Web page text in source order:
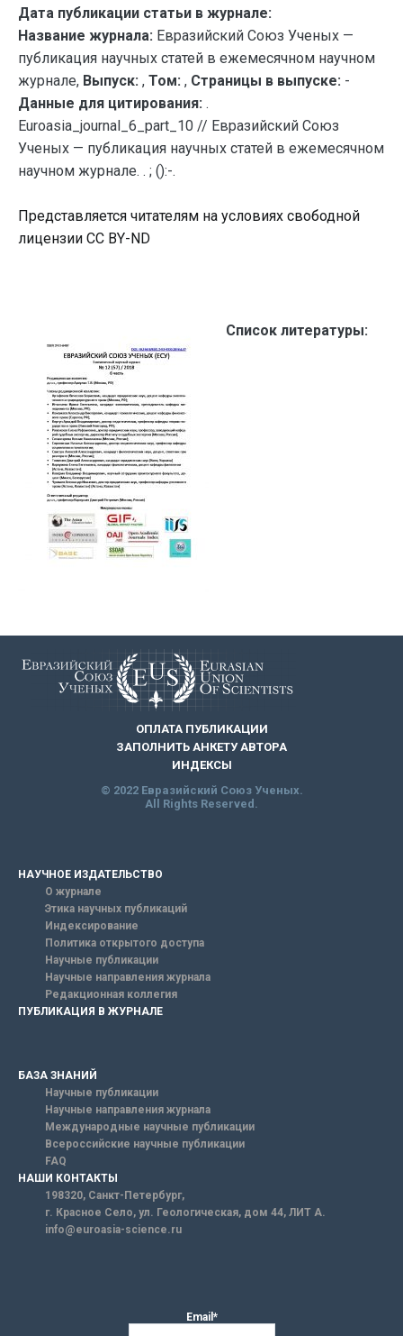
Дата публикации статьи в журнале:
Название журнала: Евразийский Союз Ученых —
публикация научных статей в ежемесячном научном
журнале, Выпуск: , Том: , Страницы в выпуске: -
Данные для цитирования: .
Euroasia_journal_6_part_10 // Евразийский Союз
Ученых — публикация научных статей в ежемесячном
научном журнале. . ; ():-.
Представляется читателям на условиях свободной
лицензии CC BY-ND
Список литературы:
ОПЛАТА ПУБЛИКАЦИИ
ЗАПОЛНИТЬ АНКЕТУ АВТОРА
ИНДЕКСЫ
© 2022 Евразийский Союз Ученых.
All Rights Reserved.
НАУЧНОЕ ИЗДАТЕЛЬСТВО
О журнале
Этика научных публикаций
Индексирование
Политика открытого доступа
Научные публикации
Научные направления журнала
Редакционная коллегия
ПУБЛИКАЦИЯ В ЖУРНАЛЕ
БАЗА ЗНАНИЙ
Научные публикации
Научные направления журнала
Международные научные публикации
Всероссийские научные публикации
FAQ
НАШИ КОНТАКТЫ
198320, Санкт-Петербург,
г. Красное Село, ул. Геологическая, дом 44, ЛИТ А.
info@euroasia-science.ru
Email*